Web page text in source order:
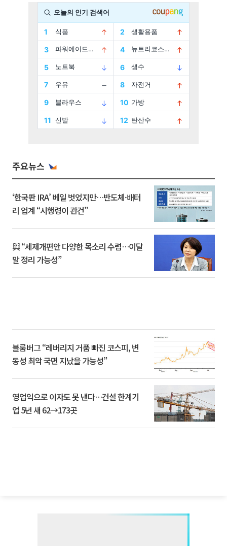
주요뉴스
‘한국판 IRA’ 베일 벗었지만…반도체·배터
리 업계 “시행령이 관건”
與 “세제개편안 다양한 목소리 수렴…이달
말 정리 가능성”
블룸버그 “레버리지 거품 빠진 코스피, 변
동성 최악 국면 지났을 가능성”
영업익으로 이자도 못 낸다…건설 한계기
업 5년 새 62→173곳